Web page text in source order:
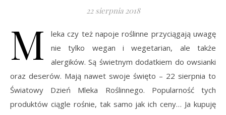
22 sierpnia 2018
M
leka czy też napoje roślinne przyciągają uwagę
nie tylko wegan i wegetarian, ale także
alergików. Są świetnym dodatkiem do owsianki
oraz deserów. Mają nawet swoje święto – 22 sierpnia to
Światowy Dzień Mleka Roślinnego. Popularność tych
produktów ciągle rośnie, tak samo jak ich ceny… Ja kupuję